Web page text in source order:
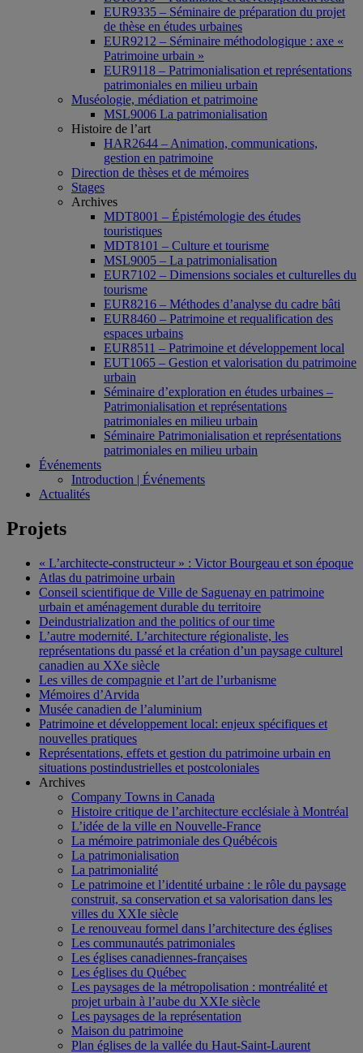
EUR9335 – Séminaire de préparation du projet
de thèse en études urbaines
EUR9212 – Séminaire méthodologique : axe «
Patrimoine urbain »
EUR9118 – Patrimonialisation et représentations
patrimoniales en milieu urbain
Muséologie, médiation et patrimoine
MSL9006 La patrimonialisation
Histoire de l’art
HAR2644 – Animation, communications,
gestion en patrimoine
Direction de thèses et de mémoires
Stages
Archives
MDT8001 – Épistémologie des études
touristiques
MDT8101 – Culture et tourisme
MSL9005 – La patrimonialisation
EUR7102 – Dimensions sociales et culturelles du
tourisme
EUR8216 – Méthodes d’analyse du cadre bâti
EUR8460 – Patrimoine et requalification des
espaces urbains
EUR8511 – Patrimoine et développement local
EUT1065 – Gestion et valorisation du patrimoine
urbain
Séminaire d’exploration en études urbaines –
Patrimonialisation et représentations
patrimoniales en milieu urbain
Séminaire Patrimonialisation et représentations
patrimoniales en milieu urbain
Événements
Introduction | Événements
Actualités
Projets
« L’architecte-constructeur » : Victor Bourgeau et son époque
Atlas du patrimoine urbain
Conseil scientifique de Ville de Saguenay en patrimoine
urbain et aménagement durable du territoire
Deindustrialization and the politics of our time
L’autre modernité. L’architecture régionaliste, les
représentations du passé et la création d’un paysage culturel
canadien au XXe siècle
Les villes de compagnie et l’art de l’urbanisme
Mémoires d’Arvida
Musée canadien de l’aluminium
Patrimoine et développement local: enjeux spécifiques et
nouvelles pratiques
Représentations, effets et gestion du patrimoine urbain en
situations postindustrielles et postcoloniales
Archives
Company Towns in Canada
Histoire critique de l’architecture ecclésiale à Montréal
L’idée de la ville en Nouvelle-France
La mémoire patrimoniale des Québécois
La patrimonialisation
La patrimonialité
Le patrimoine et l’identité urbaine : le rôle du paysage
construit, sa conservation et sa valorisation dans les
villes du XXIe siècle
Le renouveau formel dans l’architecture des églises
Les communautés patrimoniales
Les églises canadiennes-françaises
Les églises du Québec
Les paysages de la métropolisation : montréalité et
projet urbain à l’aube du XXIe siècle
Les paysages de la représentation
Maison du patrimoine
Plan églises de la vallée du Haut-Saint-Laurent